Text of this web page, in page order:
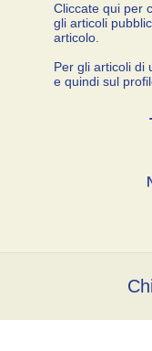
Cliccate qui per
gli articoli
articolo.
Per gli articoli di
e quindi sul